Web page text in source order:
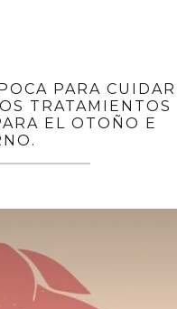
PARA CUIDAR
TRATAMIENTOS
EL OTOÑO E